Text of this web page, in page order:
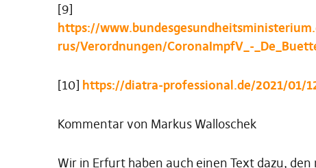
[9]
https://
rus/Verordnungen/CoronaImpfV_-
[10] https://diatra-professional.de/2021/01/
Kommentar von Markus Walloschek
Wir in Erfurt haben auch einen Text dazu,